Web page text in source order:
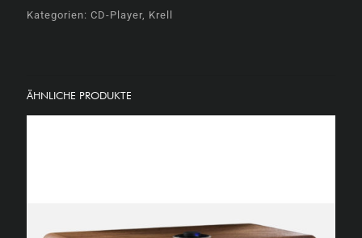
Kategorien: CD-Player, Krell
ÄHNLICHE PRODUKTE